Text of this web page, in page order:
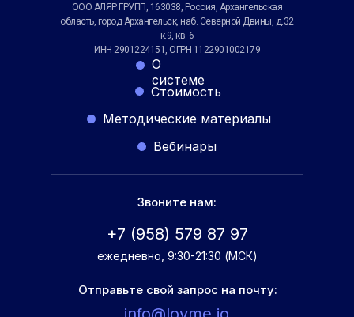
ООО АЛЯР ГРУПП, 163038, Россия, Архангельская
область, город Архангельск, наб. Северной Двины, д.32
к.9, кв. 6
ИНН 2901224151, ОГРН 1122901002179
+7 (958) 579 87 97
Звоните нам:
ежедневно, 9:30-21:30 (МСК)
Отправьте свой запрос на почту:
О
системе
Стоимость
Методические материалы
Вебинары